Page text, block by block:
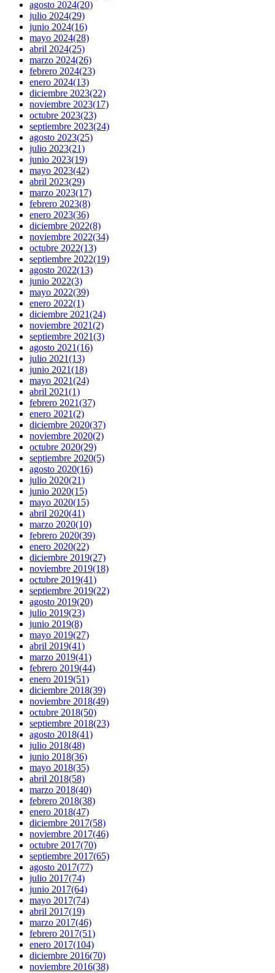
agosto 2024(20)
julio 2024(29)
junio 2024(16)
mayo 2024(28)
abril 2024(25)
marzo 2024(26)
febrero 2024(23)
enero 2024(13)
diciembre 2023(22)
noviembre 2023(17)
octubre 2023(23)
septiembre 2023(24)
agosto 2023(25)
julio 2023(21)
junio 2023(19)
mayo 2023(42)
abril 2023(29)
marzo 2023(17)
febrero 2023(8)
enero 2023(36)
diciembre 2022(8)
noviembre 2022(34)
octubre 2022(13)
septiembre 2022(19)
agosto 2022(13)
junio 2022(3)
mayo 2022(39)
enero 2022(1)
diciembre 2021(24)
noviembre 2021(2)
septiembre 2021(3)
agosto 2021(16)
julio 2021(13)
junio 2021(18)
mayo 2021(24)
abril 2021(1)
febrero 2021(37)
enero 2021(2)
diciembre 2020(37)
noviembre 2020(2)
octubre 2020(29)
septiembre 2020(5)
agosto 2020(16)
julio 2020(21)
junio 2020(15)
mayo 2020(15)
abril 2020(41)
marzo 2020(10)
febrero 2020(39)
enero 2020(22)
diciembre 2019(27)
noviembre 2019(18)
octubre 2019(41)
septiembre 2019(22)
agosto 2019(20)
julio 2019(23)
junio 2019(8)
mayo 2019(27)
abril 2019(41)
marzo 2019(41)
febrero 2019(44)
enero 2019(51)
diciembre 2018(39)
noviembre 2018(49)
octubre 2018(50)
septiembre 2018(23)
agosto 2018(41)
julio 2018(48)
junio 2018(36)
mayo 2018(35)
abril 2018(58)
marzo 2018(40)
febrero 2018(38)
enero 2018(47)
diciembre 2017(58)
noviembre 2017(46)
octubre 2017(70)
septiembre 2017(65)
agosto 2017(77)
julio 2017(74)
junio 2017(64)
mayo 2017(74)
abril 2017(19)
marzo 2017(46)
febrero 2017(51)
enero 2017(104)
diciembre 2016(70)
noviembre 2016(38)